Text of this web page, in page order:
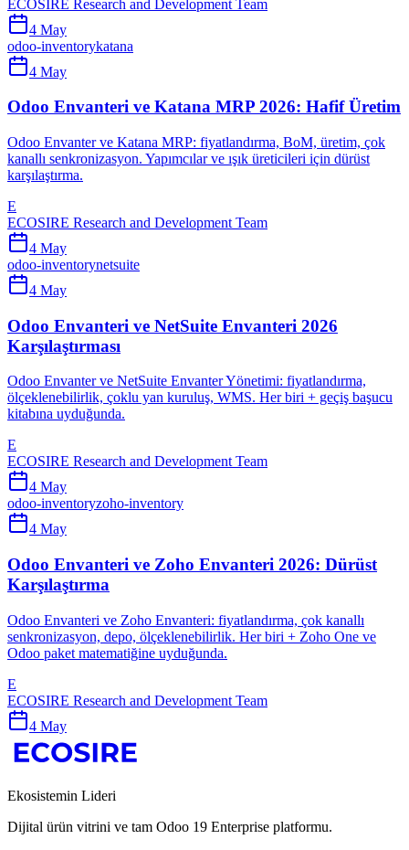
ECOSIRE Research and Development Team
4 May
odoo-inventorykatana
4 May
Odoo Envanteri ve Katana MRP 2026: Hafif Üretim
Odoo Envanter ve Katana MRP: fiyatlandırma, BoM, üretim, çok
kanallı senkronizasyon. Yapımcılar ve ışık üreticileri için dürüst
karşılaştırma.
E
ECOSIRE Research and Development Team
4 May
odoo-inventorynetsuite
4 May
Odoo Envanteri ve NetSuite Envanteri 2026
Karşılaştırması
Odoo Envanter ve NetSuite Envanter Yönetimi: fiyatlandırma,
ölçeklenebilirlik, çoklu yan kuruluş, WMS. Her biri + geçiş başucu
kitabına uyduğunda.
E
ECOSIRE Research and Development Team
4 May
odoo-inventoryzoho-inventory
4 May
Odoo Envanteri ve Zoho Envanteri 2026: Dürüst
Karşılaştırma
Odoo Envanteri ve Zoho Envanteri: fiyatlandırma, çok kanallı
senkronizasyon, depo, ölçeklenebilirlik. Her biri + Zoho One ve
Odoo paket matematiğine uyduğunda.
E
ECOSIRE Research and Development Team
4 May
Ekosistemin Lideri
Dijital ürün vitrini ve tam Odoo 19 Enterprise platformu.